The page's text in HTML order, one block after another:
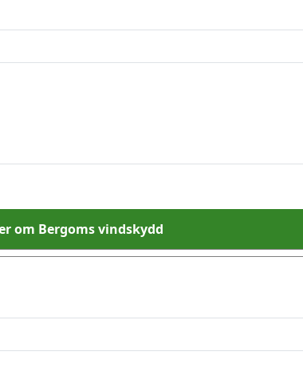
om Bergoms vindskydd